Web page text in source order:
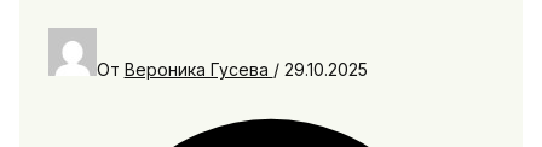
От Вероника Гусева / 29.10.2025